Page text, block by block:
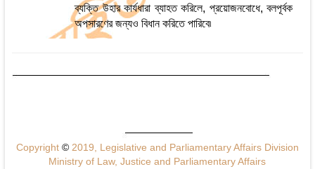
ব্যক্তি উহার কার্যধারা ব্যাহত করিলে, প্রয়োজনবোধে, বলপূর্বক
অপসারণের জন্যও বিধান করিতে পারিবে৷
Copyright ©2019, Legislative and Parliamentary Affairs Division
Ministry of Law, Justice and Parliamentary Affairs